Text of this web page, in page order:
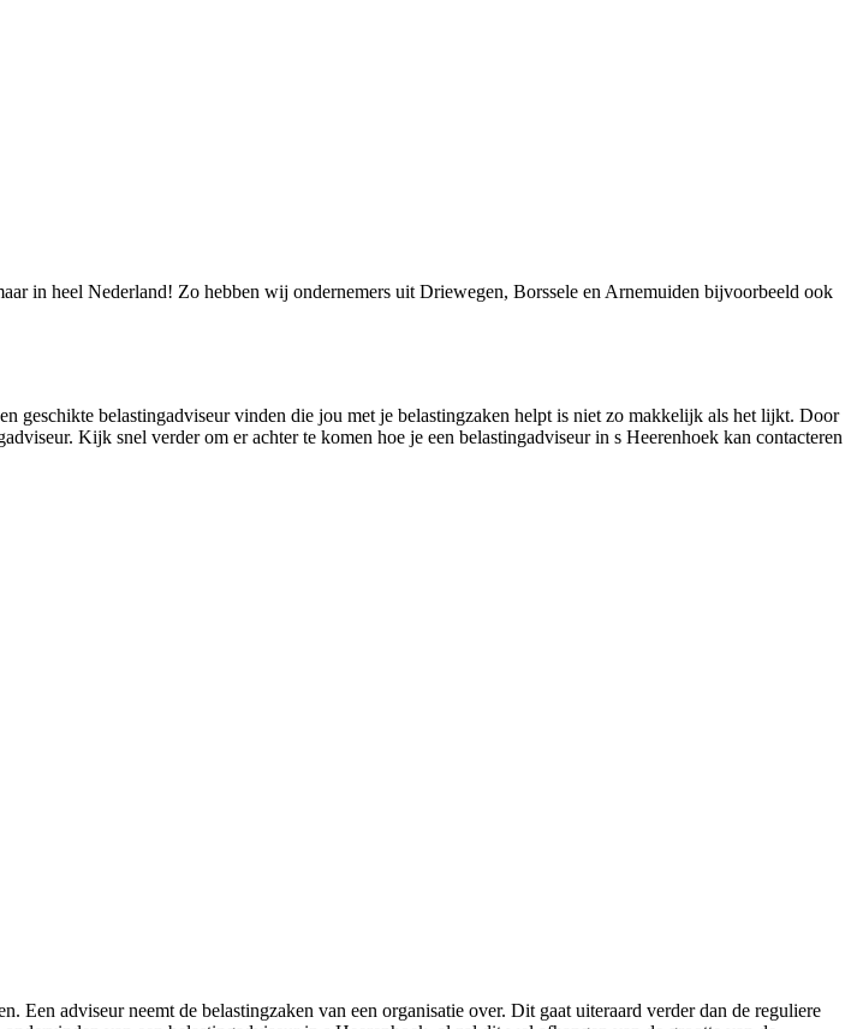
in heel Nederland! Zo hebben wij ondernemers uit Driewegen, Borssele en Arnemuiden bijvoorbeeld ook
geschikte belastingadviseur vinden die jou met je belastingzaken helpt is niet zo makkelijk als het lijkt. Door
Kijk snel verder om er achter te komen hoe je een belastingadviseur in s Heerenhoek kan contacteren
adviseur neemt de belastingzaken van een organisatie over. Dit gaat uiteraard verder dan de reguliere